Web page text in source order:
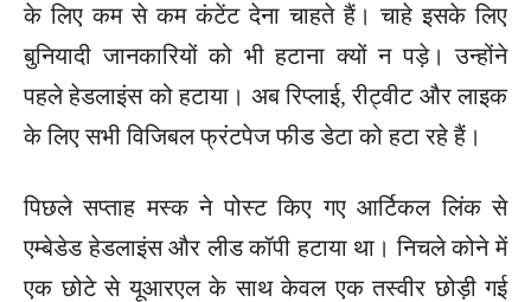
के लिए कम से कम कंटेंट देना चाहते हैं। चाहे इसके लिए
बुनियादी जानकारियों को भी हटाना क्यों न पड़े। उन्होंने
पहले हेडलाइंस को हटाया। अब रिप्लाई, रीट्वीट और लाइक
के लिए सभी विजिबल फ्रंटपेज फीड डेटा को हटा रहे हैं।
पिछले सप्ताह मस्क ने पोस्ट किए गए आर्टिकल लिंक से
एम्बेडेड हेडलाइंस और लीड कॉपी हटाया था। निचले कोने में
एक छोटे से यूआरएल के साथ केवल एक तस्वीर छोड़ी गई